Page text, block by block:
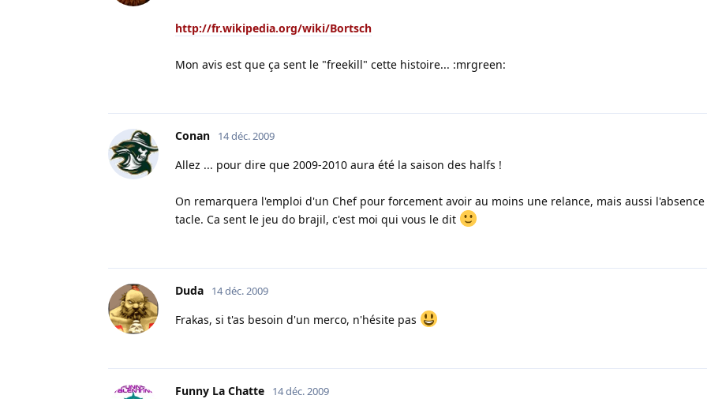
http://fr.wikipedia.org/wiki/Bortsch
Mon avis est que ça sent le "freekill" cette histoire... :mrgreen:
Conan 14 déc. 2009
Allez ... pour dire que 2009-2010 aura été la saison des halfs !
On remarquera l'emploi d'un Chef pour forcement avoir au moins une relance, mais aussi
tacle. Ca sent le jeu do brajil, c'est moi qui vous le dit
Duda 14 déc. 2009
Frakas, si t'as besoin d'un merco, n'hésite pas
Funny La Chatte 14 déc. 2009